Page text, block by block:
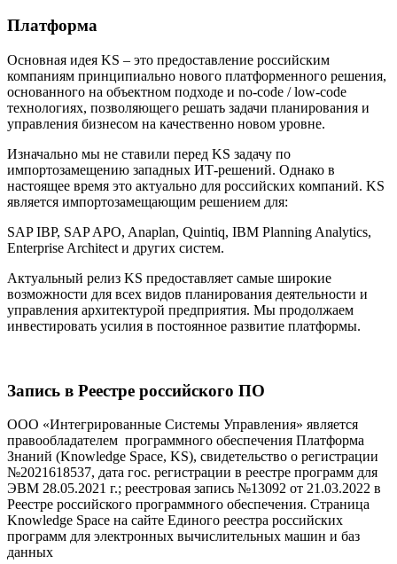
Платформа
Основная идея KS – это предоставление российским
компаниям принципиально нового платформенного решения,
основанного на объектном подходе и no-code / low-code
технологиях, позволяющего решать задачи планирования и
управления бизнесом на качественно новом уровне.
Изначально мы не ставили перед KS задачу по
импортозамещению западных ИТ-решений. Однако в
настоящее время это актуально для российских компаний. KS
является импортозамещающим решением для:
SAP IBP, SAP APO, Anaplan, Quintiq, IBM Planning Analytics,
Enterprise Architect и других систем.
Актуальный релиз KS предоставляет самые широкие
возможности для всех видов планирования деятельности и
управления архитектурой предприятия. Мы продолжаем
инвестировать усилия в постоянное развитие платформы.
Запись в Реестре российского ПО
ООО «Интегрированные Системы Управления» является
правообладателем программного обеспечения Платформа
Знаний (Knowledge Space, KS), свидетельство о регистрации
№2021618537, дата гос. регистрации в реестре программ для
ЭВМ 28.05.2021 г.; реестровая запись №13092 от 21.03.2022 в
Реестре российского программного обеспечения. Страница
Knowledge Space на сайте Единого реестра российских
программ для электронных вычислительных машин и баз
данных